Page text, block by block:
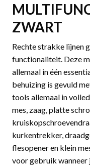
ZWART
Rechte strakke lijnen
functionaliteit. Deze
allemaal in één
behuizing is gevuld
tools allemaal in
mes, zaag, platte
kurkentrekker,
flesopener en klein
voor gebruik wanneer